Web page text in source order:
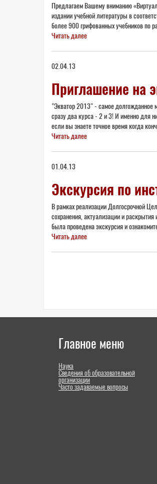
Предлагаем Вашему вниманию
издании учебной литературы в
более 900 грифованных учебников по
Читать далее
02.04.13
Приглашение на
"Экватор 2013" - самое долгожданное
сразу два курса - 2 и 3! И именно для
если вы знаете точное время когда
Читать далее
01.04.13
Экскурсия по
В рамках реализации Долгосрочной
сохранения, актуализации и
была проведена экскурсия и
Читать далее
Главное меню
Наука
Сведения об образовательной
организации
Часто задаваемые вопросы